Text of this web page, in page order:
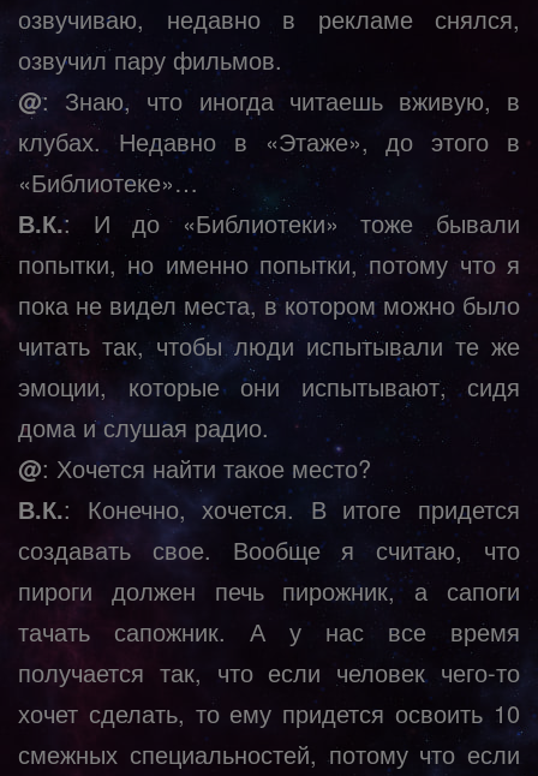
озвучиваю, недавно в рекламе снялся,
озвучил пару фильмов.
@: Знаю, что иногда читаешь вживую, в
клубах. Недавно в «Этаже», до этого в
«Библиотеке»…
В.К.: И до «Библиотеки» тоже бывали
попытки, но именно попытки, потому что я
пока не видел места, в котором можно было
читать так, чтобы люди испытывали те же
эмоции, которые они испытывают, сидя
дома и слушая радио.
@: Хочется найти такое место?
В.К.: Конечно, хочется. В итоге придется
создавать свое. Вообще я считаю, что
пироги должен печь пирожник, а сапоги
тачать сапожник. А у нас все время
получается так, что если человек чего-то
хочет сделать, то ему придется освоить 10
смежных специальностей, потому что если